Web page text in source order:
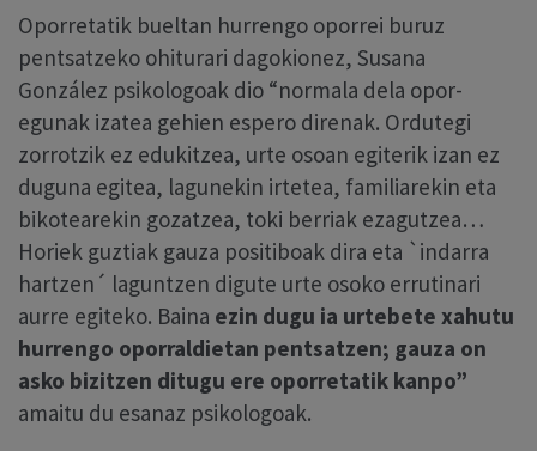
Oporretatik bueltan hurrengo oporrei buruz
pentsatzeko ohiturari dagokionez, Susana
González psikologoak dio “normala dela opor-
egunak izatea gehien espero direnak. Ordutegi
zorrotzik ez edukitzea, urte osoan egiterik izan ez
duguna egitea, lagunekin irtetea, familiarekin eta
bikotearekin gozatzea, toki berriak ezagutzea…
Horiek guztiak gauza positiboak dira eta `indarra
hartzen´ laguntzen digute urte osoko errutinari
aurre egiteko. Baina ezin dugu ia urtebete xahutu
hurrengo oporraldietan pentsatzen; gauza on
asko bizitzen ditugu ere oporretatik kanpo”
amaitu du esanaz psikologoak.